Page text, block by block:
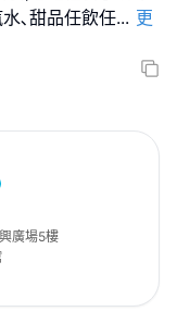
､甜品任飲任... 更
廣場5樓